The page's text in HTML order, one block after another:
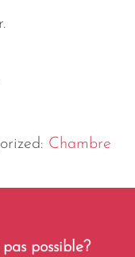
Chambre
possible?